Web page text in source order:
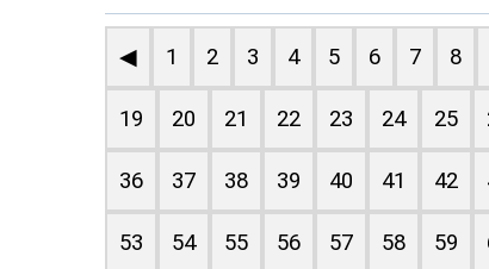
◀ 1 2 3 4 5 6 7 8
19 20 21 22 23 24 25
36 37 38 39 40 41 42
53 54 55 56 57 58 59